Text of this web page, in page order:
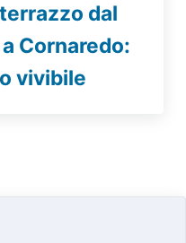
dal
Cornaredo:
vivibile